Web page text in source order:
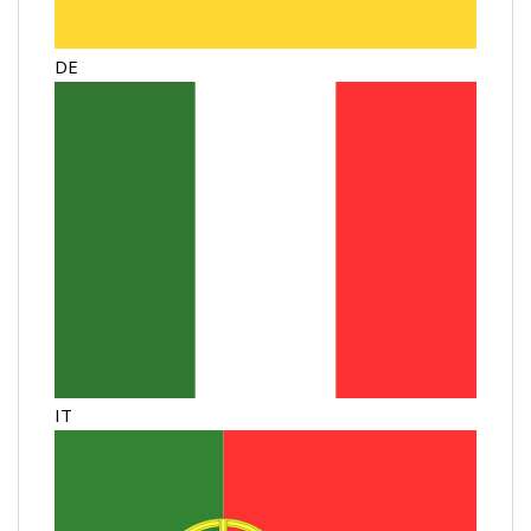
DE
IT